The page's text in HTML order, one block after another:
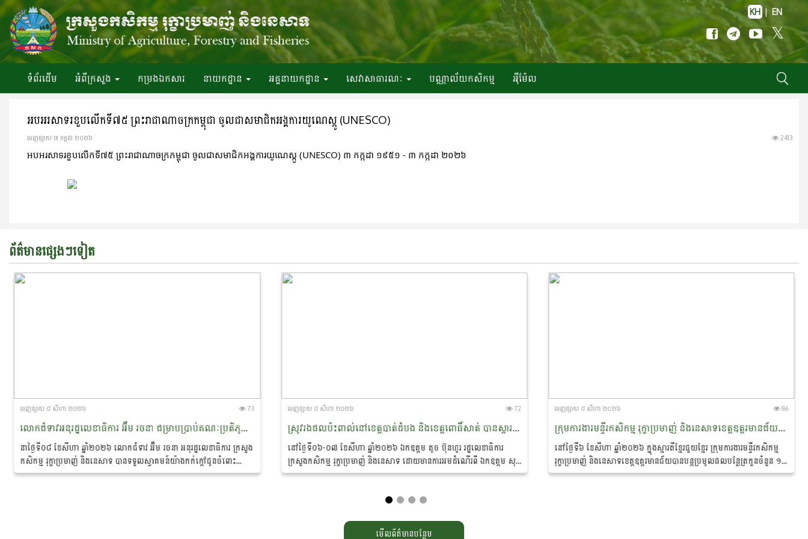
KH | EN
ទំព័រ​ដើម អំពី​ក្រសួង កម្រងឯកសារ នាយកដ្ឋាន អគ្គនាយកដ្ឋាន សេវាសាធារណៈ បណ្ណាល័យកសិកម្ម អ៉ីម៉ែល
អបអរសាទរខួបលើកទី៧៥ ព្រះរាជាណាចក្រកម្ពុជា ចូលជាសមាជិកអង្គការយូណេស្កូ (UNESCO)
ចេញ​ផ្សាយ​ ៣ កក្កដា ២០២៦ 2413
អបអរសាទរខួបលើកទី៧៥ ព្រះរាជាណាចក្រកម្ពុជា ចូលជាសមាជិកអង្គការយូណេស្កូ (UNESCO) ៣ កក្កដា ១៩៥១ - ៣ កក្កដា ២០២៦
ព័ត៌មានផ្សេងៗទៀត
ចេញ​ផ្សាយ​ ៨ សីហា ២០២៦ 73
លោកជំទាវអនុរដ្ឋលេខាធិការ អ៊ឹម រចនា ជម្រាបប្រាប់គណៈប្រតិភូនាវាសន្តិភាពមេគង្គ-ឡានឆាង ថា៖ «សន្តិភាព ជាគ្រឹះដ៏សំខាន់នៃការអភិរក្សសត្វផ្សោតនៅកម្ពុជា»
នាថ្ងៃទី០៨ ខែសីហា ឆ្នាំ២០២៦ លោកជំទាវ អ៊ឹម រចនា អនុរដ្ឋលេខាធិការ ក្រសួង
កសិកម្ម រុក្ខាប្រមាញ់ និងនេសាទ បានទទួលស្វាគមន៍យ៉ាងកក់ក្តៅជូនចំពោះ
គណៈប្រតិភូ នៃ «គម្រោងនាវាសន្តិភាពមេគង្គ-ឡានឆាង...
ចេញ​ផ្សាយ​ ៨ សីហា ២០២៦ 72
ស្រូវរងផលប៉ះពាល់នៅខេត្តបាត់ដំបង និងខេត្តពោធិ៍សាត់ បានស្តារឡើងវិញក្រោយពីក្រសួងស្ថាប័ន និងអាជ្ញាធរពាក់ព័ន្ធ​អន្តរាគមន៍បូមទឹកសង្គ្រោះ
នៅថ្ងៃទី០៦-០៧ ខែសីហា ឆ្នាំ២០២៦ ឯកឧត្តម តូច ប៊ុនហួរ រដ្ឋ​លេខាធិការ
ក្រសួងកសិកម្ម រុក្ខាប្រមាញ់ និងនេសាទ ដោយ​មាន​ការអមដំណើរពី ឯកឧត្តម សុខ
វិសាល ព្រមទាំងថ្នាក់ដឹកនាំ...
ចេញ​ផ្សាយ​ ៨ សីហា ២០២៦ 86
ក្រុមការងារមន្ទីរកសិកម្ម រុក្ខាប្រមាញ់ និងនេសាទខេត្តឧត្តរមានជ័យបានបន្តប្រមូលផលបន្លែ ជូនដល់ប្រជាពលរដ្ឋភៀសសឹកនិងសិស្សានុសិស្សកំពុងស្នាក់នៅបណ្តុះអាសន្ននៅភូមិស្រះកែវ ឃុំពង្រ ស្រុកចុងកាល់
នៅថ្ងៃទី៦ ខែសីហា ឆ្នាំ២០២៦ ក្នុងស្មារតីខ្មែរជួយខ្មែរ ក្រុមការងារមន្ទីរកសិកម្ម
រុក្ខាប្រមាញ់ និងនេសាទខេត្តឧត្តរមានជ័យបានបន្តប្រមូលផលបន្លែត្រកួនចំនួន ១
១០០គីឡូក្រាម...
មើលព័ត៌មានបន្ថែម